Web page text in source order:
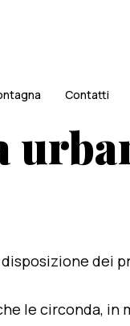
Contatti
dei
le circonda, in